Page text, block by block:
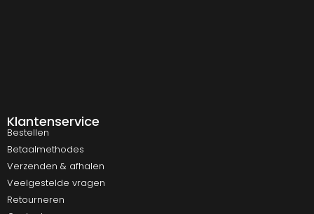
Klantenservice
Bestellen
Betaalmethodes
Verzenden & afhalen
Veelgestelde vragen
Retourneren